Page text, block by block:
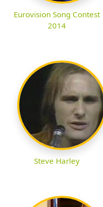
Eurovision Song Contest
2014
Steve Harley